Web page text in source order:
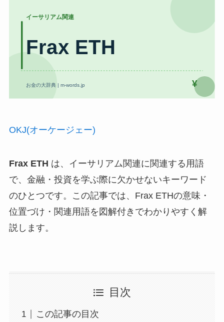
OKJ(オーケージェー)
Frax ETH は、イーサリアム関連に関連する用語
で、金融・投資を学ぶ際に欠かせないキーワード
のひとつです。この記事では、Frax ETHの意味・
位置づけ・関連用語を図解付きでわかりやすく解
説します。
目次
この記事の目次